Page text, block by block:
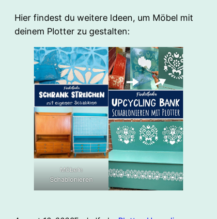
Hier findest du weitere Ideen, um Möbel mit
deinem Plotter zu gestalten:
Möbeln
Schablonieren